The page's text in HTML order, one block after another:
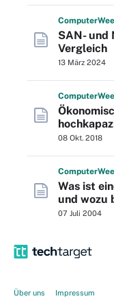
Computer
SAN- und
Vergleich
13 März 2024
Computer
08 Okt. 2018
Computer
Was ist
und wozu
07 Juli 2004
Über uns Impressum